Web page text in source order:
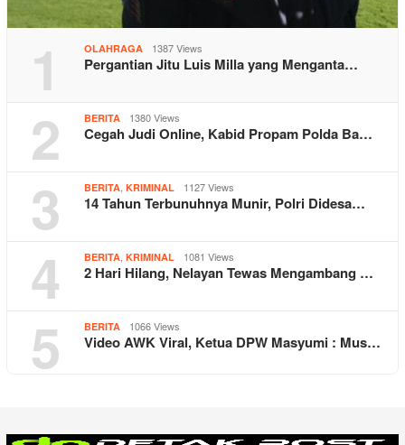
1 OLAHRAGA 1387 Views
Pergantian Jitu Luis Milla yang Menganta…
2 BERITA 1380 Views
Cegah Judi Online, Kabid Propam Polda Ba…
3 BERITA, KRIMINAL 1127 Views
14 Tahun Terbunuhnya Munir, Polri Didesa…
4 BERITA, KRIMINAL 1081 Views
2 Hari Hilang, Nelayan Tewas Mengambang …
5 BERITA 1066 Views
Video AWK Viral, Ketua DPW Masyumi : Mus…